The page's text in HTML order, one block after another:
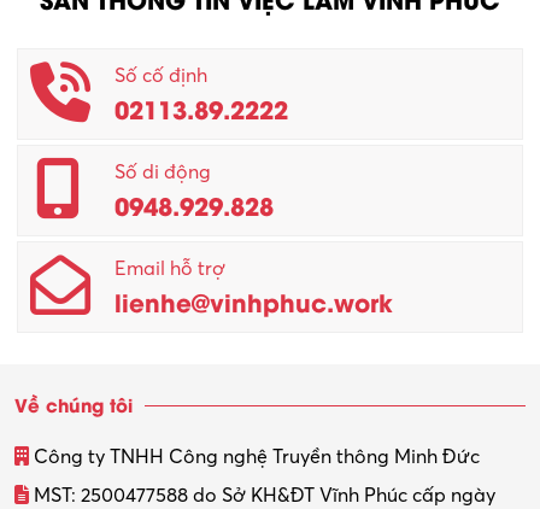
Nhân viên CSKH
Phục vụ khác
Promotion Girl (PG)
Quản lý – Giám đốc
Quản lý chất lượng – QC
Quản lý sản xuất
Quản trị kinh doanh
Số cố định
02113.89.2222
Số di động
0948.929.828
Email hỗ trợ
lienhe@vinhphuc.work
Về chúng tôi
Công ty TNHH Công nghệ Truyền thông Minh Đức
MST: 2500477588 do Sở KH&ĐT Vĩnh Phúc cấp ngày